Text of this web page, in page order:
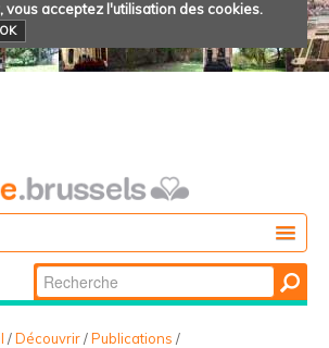
vous acceptez l'utilisation des cookies.
OK
Chercher par
Recherche
avancée…
/Découvrir/Publications /